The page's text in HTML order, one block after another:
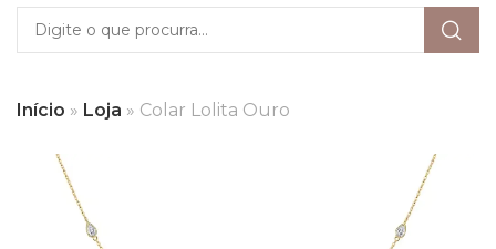
Início » Loja » Colar Lolita Ouro